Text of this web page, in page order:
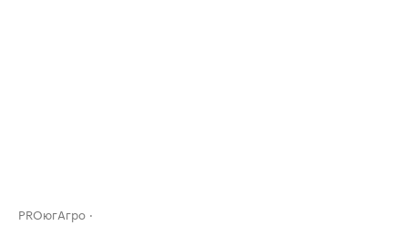
PROюгАгро